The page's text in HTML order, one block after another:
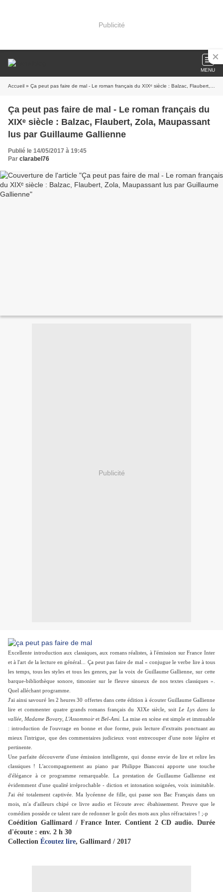
Publicité
MENU
Accueil » Ça peut pas faire de mal - Le roman français du XIXᵉ siècle : Balzac, Flaubert, Zola, Maupassant lus par Guillaume Gallienne
Ça peut pas faire de mal - Le roman français du
XIXᵉ siècle : Balzac, Flaubert, Zola, Maupassant
lus par Guillaume Gallienne
Publié le 14/05/2017 à 19:45
Par clarabel76
Publicité
Excellente introduction aux classiques, aux romans réalistes, à l'émission sur France Inter
et à l'art de la lecture en général... Ça peut pas faire de mal « conjugue le verbe lire à tous
les temps, tous les styles et tous les genres, par la voix de Guillaume Gallienne, sur cette
barque-bibliothèque sonore, timonier sur le fleuve sinueux de nos textes classiques ».
Quel alléchant programme.
J'ai ainsi savouré les 2 heures 30 offertes dans cette édition à écouter Guillaume Gallienne
lire et commenter quatre grands romans français du XIXe siècle, soit Le Lys dans la
vallée
Madame Bovary L'Assommoiret Bel-Ami. La mise en scène est simple et immuable
: introduction de l'ouvrage en bonne et due forme, puis lecture d'extraits ponctuant au
mieux l'intrigue, que des commentaires judicieux vont entrecouper d'une note légère et
pertinente.
Une parfaite découverte d'une émission intelligente, qui donne envie de lire et relire les
classiques ! L'accompagnement au piano par Philippe Bianconi apporte une touche
d'élégance à ce programme remarquable. La prestation de Guillaume Gallienne est
évidemment d'une qualité irréprochable - diction et intonation soignées, voix inimitable.
J'ai été totalement captivée. Ma lycéenne de fille, qui passe son Bac Français dans un
mois, m'a d'ailleurs chipé ce livre audio et l'écoute avec ébahissement. Preuve que le
comédien possède ce talent rare de redonner le goût des mots aux plus réfractaires ! ;-p
Coédition Gallimard / France Inter. Contient 2 CD audio. Durée
d'écoute : env. 2 h 30
Collection Écoutez lire, Gallimard / 2017